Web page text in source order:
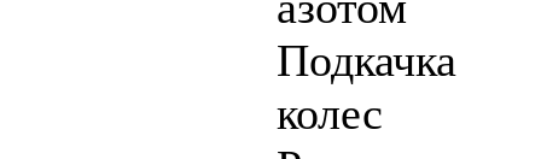
Подкачка
колес